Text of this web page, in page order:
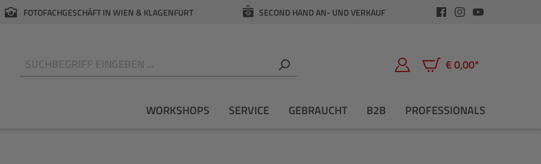
FOTOFACHGESCHÄFT IN WIEN & KLAGENFURT SECOND HAND AN- UND VERKAUF
€ 0,00*
Warenkorb enthält 0
WORKSHOPS SERVICE GEBRAUCHT B2B PROFESSIONALS